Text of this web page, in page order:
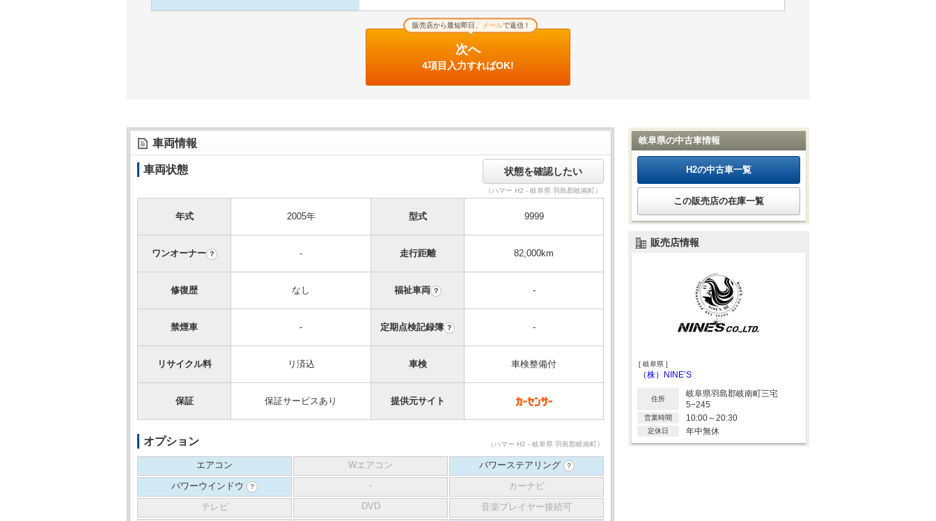
次へ
4項目入力すればOK!
販売店から最短即日、メールで返信 !
車両情報
車両状態
（ハマー H2 - 岐阜県 羽島郡岐南町）
年式 2005年 型式 9999
ワンオーナー ？ - 走行距離 82,000km
修復歴 なし 福祉車両 ？ -
禁煙車 - 定期点検記録簿 ？ -
リサイクル料 リ済込 車検 車検整備付
保証 保証サービスあり 提供元サイト
オプション （ハマー H2 - 岐阜県 羽島郡岐南町）
エアコン Wエアコン パワーステアリング ？
パワーウインドウ ？ -
カーナビ
テレビ
DVD
音楽プレイヤー接続可
岐阜県の中古車情報
H2の中古車一覧
この販売店の在庫一覧
販売店情報
[ 岐阜県 ]
（株）NINE’S
住所
岐阜県羽島郡岐南町三宅
5−245
営業時間 10:00～20:30
定休日 年中無休